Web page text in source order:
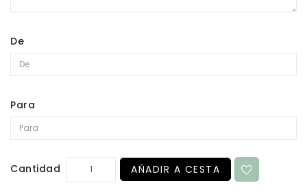
De
Para
Cantidad AÑADIR A CESTA